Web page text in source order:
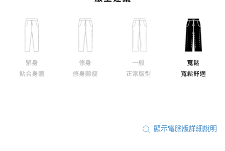
顯示電腦版詳細說明